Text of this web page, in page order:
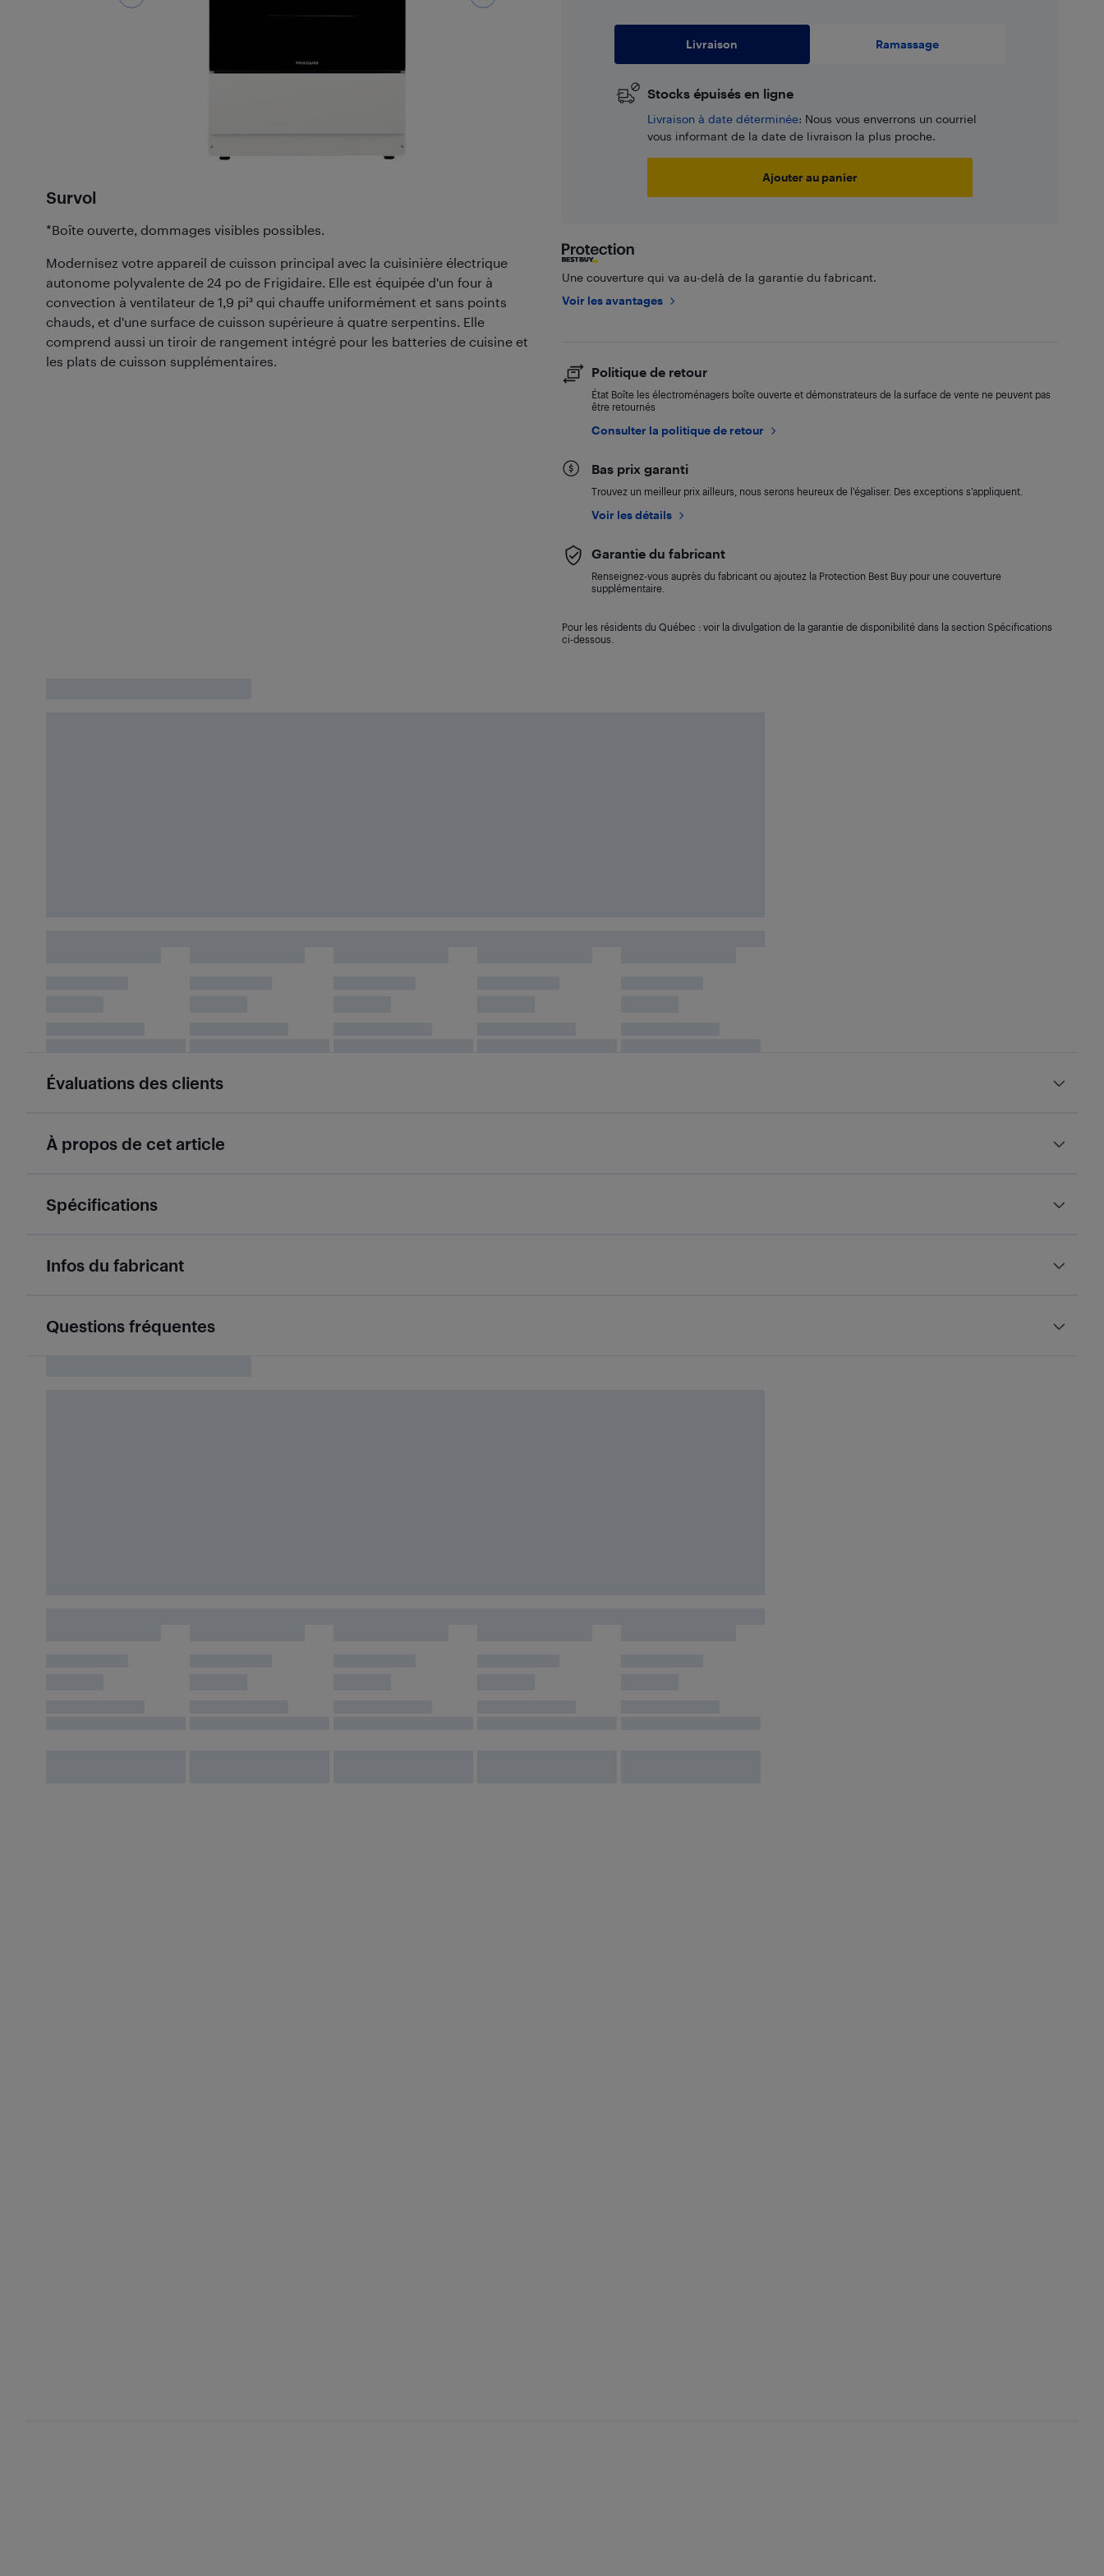
Survol
*Boîte ouverte, dommages visibles possibles.
Modernisez votre appareil de cuisson principal avec la cuisinière électrique
autonome polyvalente de 24 po de Frigidaire. Elle est équipée d'un four à
convection à ventilateur de 1,9 pi³ qui chauffe uniformément et sans points
chauds, et d'une surface de cuisson supérieure à quatre serpentins. Elle
comprend aussi un tiroir de rangement intégré pour les batteries de cuisine et
les plats de cuisson supplémentaires.
Livraison Ramassage
Stocks épuisés en ligne
​Livraison à date déterminée: Nous vous enverrons un courriel
vous informant de la date de livraison la plus proche.
Ajouter au panier
Une couverture qui va au-delà de la garantie du fabricant.
Voir les avantages
Politique de retour
État Boîte les électroménagers boîte ouverte et démonstrateurs de la surface de vente ne peuvent pas
être retournés
Consulter la politique de retour
Bas prix garanti
Trouvez un meilleur prix ailleurs, nous serons heureux de l’égaliser. Des exceptions s’appliquent.
Voir les détails
Garantie du fabricant
Renseignez-vous auprès du fabricant ou ajoutez la Protection Best Buy pour une couverture
supplémentaire.
Pour les résidents du Québec : voir la divulgation de la garantie de disponibilité dans la section Spécifications
ci-dessous.
Évaluations des clients
À propos de cet article
Spécifications
Infos du fabricant
Questions fréquentes